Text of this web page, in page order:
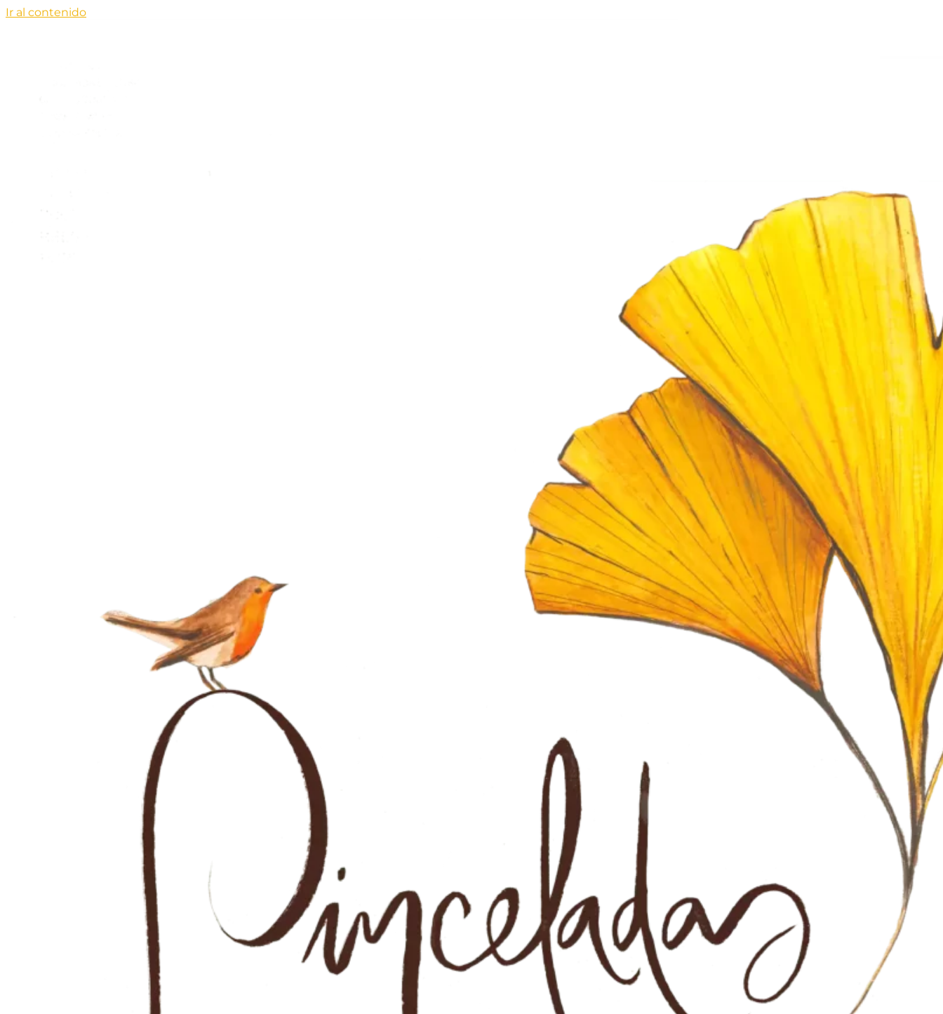
Ir al contenido